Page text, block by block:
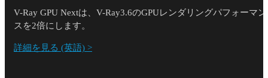
V-Ray GPU Nextは、V-Ray3.6のGPUレンダリングパフォーマン
スを2倍にします。
詳細を見る (英語) >